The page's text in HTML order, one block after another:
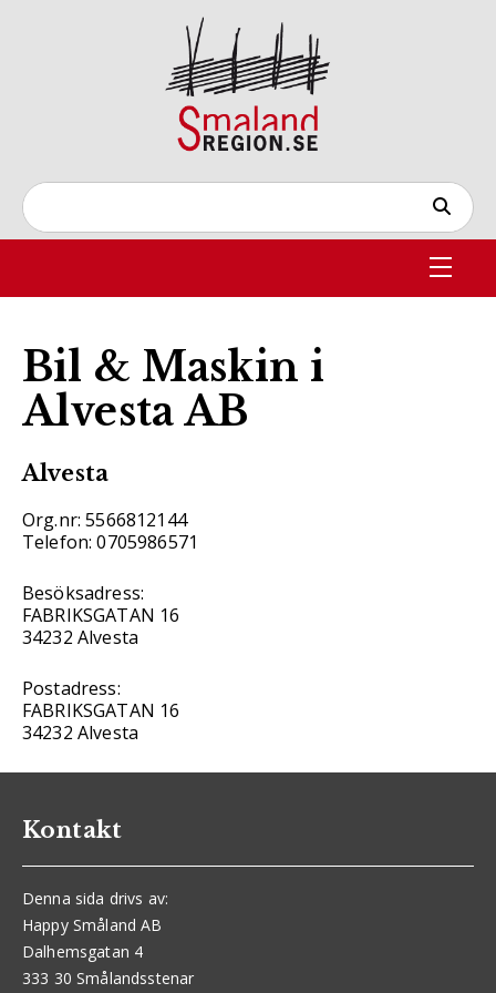
Bil & Maskin i
Alvesta AB
Alvesta
Org.nr: 5566812144
Telefon: 0705986571
Besöksadress:
FABRIKSGATAN 16
34232 Alvesta
Postadress:
FABRIKSGATAN 16
34232 Alvesta
Kontakt
Denna sida drivs av:
Happy Småland AB
Dalhemsgatan 4
333 30 Smålandsstenar